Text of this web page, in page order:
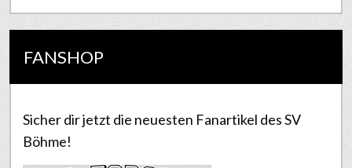
FANSHOP
Sicher dir jetzt die neuesten Fanartikel des SV
Böhme!